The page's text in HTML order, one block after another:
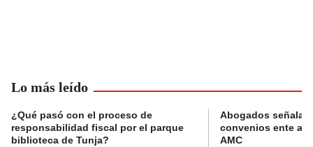
Lo más leído
¿Qué pasó con el proceso de
responsabilidad fiscal por el parque
biblioteca de Tunja?
Abogados
convenios ente
AMC